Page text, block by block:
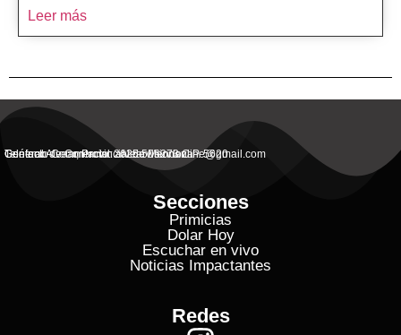
Leer más
General Alvear, Provincial de Mendoza
Contacto Commercial: alvearvisionanline@gmail.com
Teléfono de Contacto: 2625 506273 C.P. 5620
Secciones
Primicias
Dolar Hoy
Escuchar en vivo
Noticias Impactantes
Redes